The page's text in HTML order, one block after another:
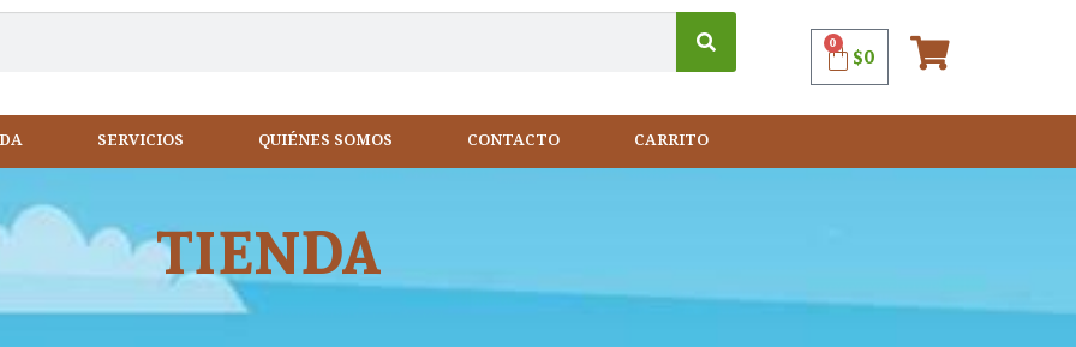
$0
0
SERVICIOS QUIÉNES SOMOS CONTACTO CARRITO
TIENDA